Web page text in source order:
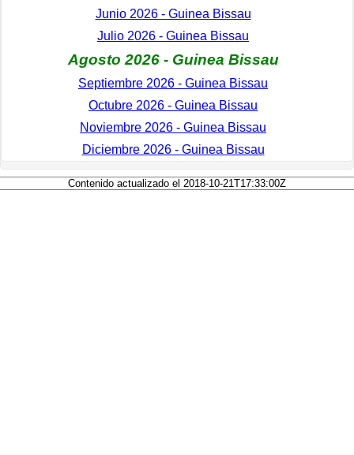
Junio 2026 - Guinea Bissau
Julio 2026 - Guinea Bissau
Agosto 2026 - Guinea Bissau
Septiembre 2026 - Guinea Bissau
Octubre 2026 - Guinea Bissau
Noviembre 2026 - Guinea Bissau
Diciembre 2026 - Guinea Bissau
Contenido actualizado el 2018-10-21T17:33:00Z